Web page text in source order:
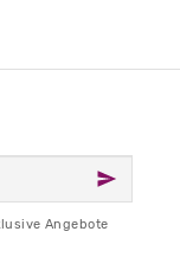
Angebote